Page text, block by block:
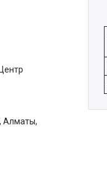
Алматы,